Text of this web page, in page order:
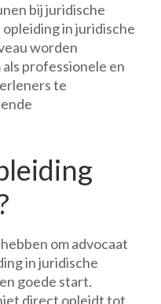
bij juridische
in juridische
worden
professionele en
te
om advocaat
in juridische
goede start.
direct opleidt tot